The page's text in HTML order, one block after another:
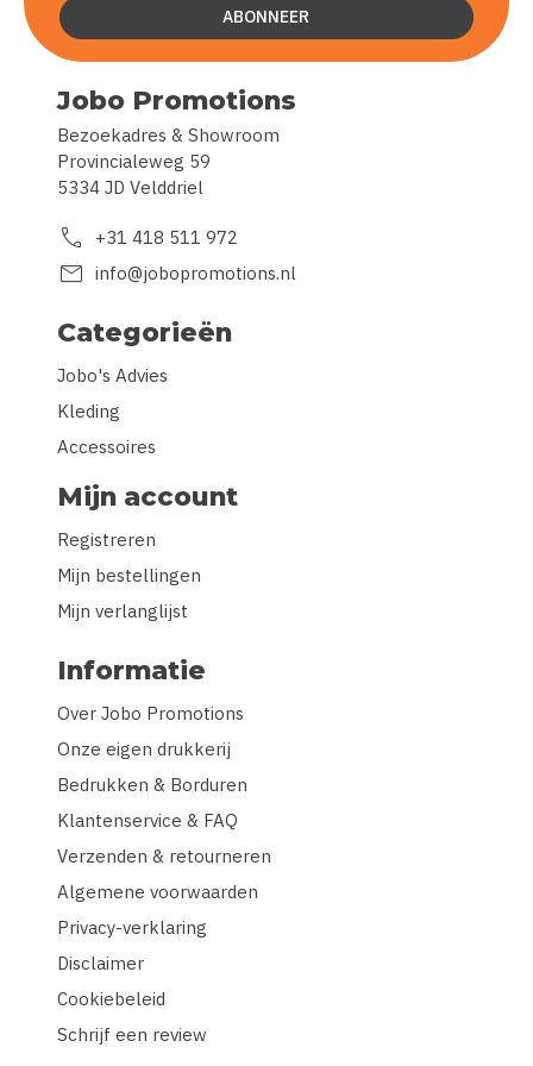
Jobo Promotions
Bezoekadres & Showroom
Provincialeweg 59
5334 JD Velddriel
call +31 418 511 972
mail info@jobopromotions.nl
Categorieën
Jobo's Advies
Kleding
Accessoires
Mijn account
Registreren
Mijn bestellingen
Mijn verlanglijst
Informatie
Over Jobo Promotions
Onze eigen drukkerij
Bedrukken & Borduren
Klantenservice & FAQ
Verzenden & retourneren
Algemene voorwaarden
Privacy-verklaring
Disclaimer
Cookiebeleid
Schrijf een review
ABONNEER